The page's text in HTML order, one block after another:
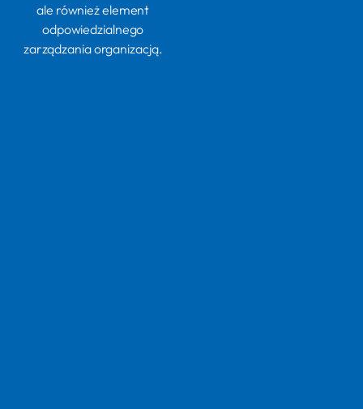
ale również element
odpowiedzialnego
zarządzania organizacją.